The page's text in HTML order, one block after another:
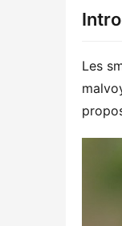
Les